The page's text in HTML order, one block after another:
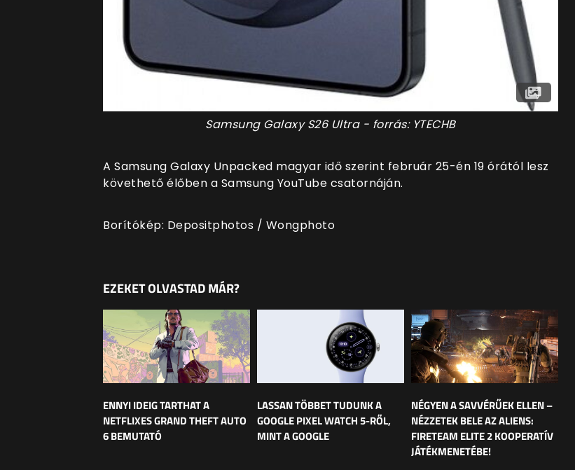
Samsung Galaxy S26 Ultra - forrás: YTECHB
A Samsung Galaxy Unpacked magyar idő szerint február 25-én 19 órától lesz
követhető élőben a Samsung YouTube csatornáján.
Borítókép: Depositphotos / Wongphoto
EZEKET OLVASTAD MÁR?
ENNYI IDEIG TARTHAT A
NETFLIXES GRAND THEFT AUTO
6 BEMUTATÓ
LASSAN TÖBBET TUDUNK A
GOOGLE PIXEL WATCH 5-RŐL,
MINT A GOOGLE
NÉGYEN A SAVVÉRŰEK ELLEN –
NÉZZETEK BELE AZ ALIENS:
FIRETEAM ELITE 2 KOOPERATÍV
JÁTÉKMENETÉBE!